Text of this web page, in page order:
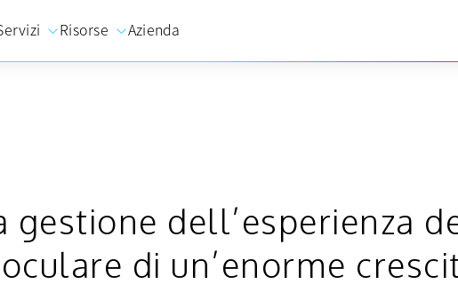
Risorse Azienda
dell’esperienza
di un’enorme